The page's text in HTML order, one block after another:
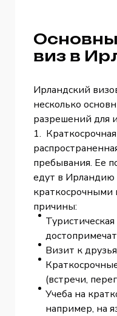
виз в
Ирландский
несколько
разрешений для
1.
пребывания. Ее
едут в
причины:
Визит к
(встречи,
Учеба на
например, на